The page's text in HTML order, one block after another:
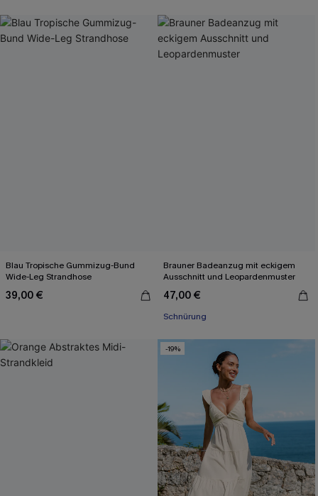
Blau Tropische Gummizug-Bund
Wide-Leg Strandhose
39,00 €
Brauner Badeanzug mit eckigem
Ausschnitt und Leopardenmuster
47,00 €
Schnürung
-19%